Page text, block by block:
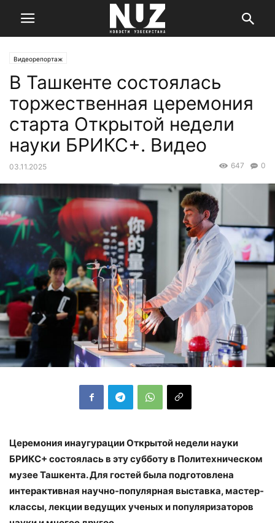
Видеорепортаж
В Ташкенте состоялась
торжественная церемония
старта Открытой недели
науки БРИКС+. Видео
03.11.2025 0
647
Церемония инаугурации Открытой недели науки
БРИКС+ состоялась в эту субботу в Политехническом
музее Ташкента. Для гостей была подготовлена
интерактивная научно-популярная выставка, мастер-
классы, лекции ведущих ученых и популяризаторов